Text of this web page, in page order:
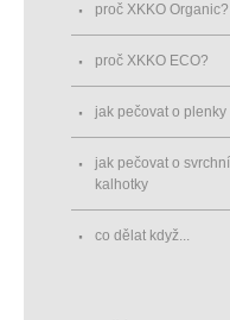
proč XKKO Organic?
proč XKKO ECO?
jak pečovat o plenky
jak pečovat o svrchní
kalhotky
co dělat když...